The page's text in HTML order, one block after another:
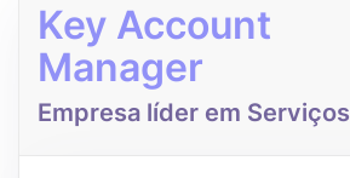
Key Account
Manager
Empresa líder em Serviços